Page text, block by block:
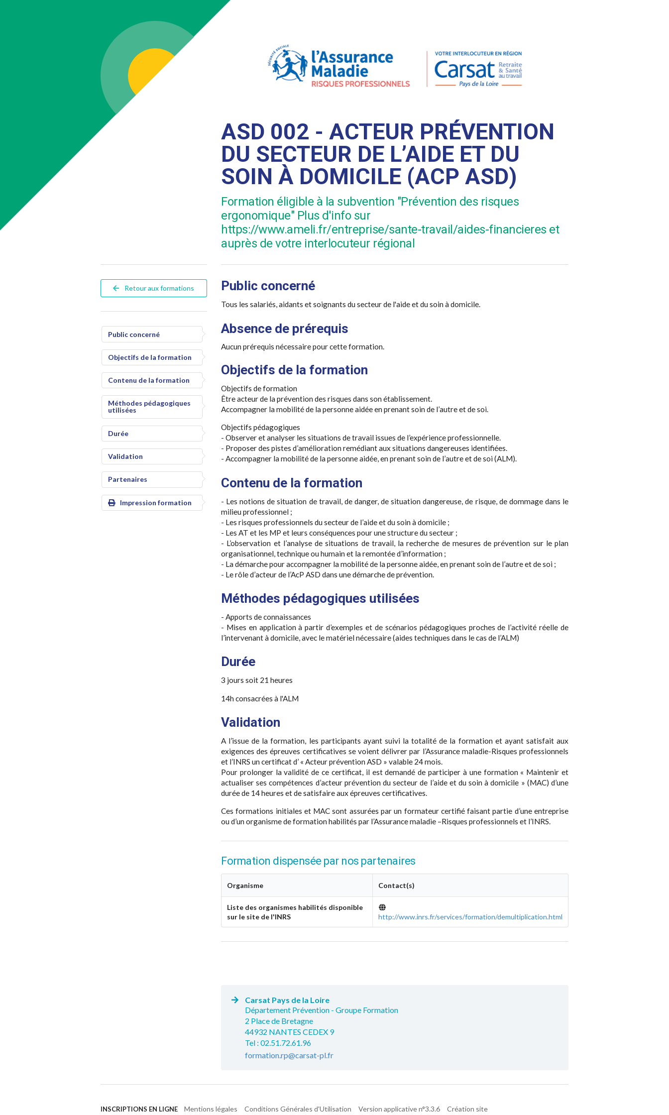
ASD 002 - ACTEUR PRÉVENTION
DU SECTEUR DE L’AIDE ET DU
SOIN À DOMICILE (ACP ASD)
Formation éligible à la subvention "Prévention des risques
ergonomique" Plus d'info sur
https://www.ameli.fr/entreprise/sante-travail/aides-financieres et
auprès de votre interlocuteur régional
Retour aux formations
Public concerné
Objectifs de la formation
Contenu de la formation
Méthodes pédagogiques
utilisées
Durée
Validation
Partenaires
Impression formation
Public concerné
Tous les salariés, aidants et soignants du secteur de l'aide et du soin à domicile.
Absence de prérequis
Aucun prérequis nécessaire pour cette formation.
Objectifs de la formation
Objectifs de formation
Être acteur de la prévention des risques dans son établissement.
Accompagner la mobilité de la personne aidée en prenant soin de l’autre et de soi.
Objectifs pédagogiques
- Observer et analyser les situations de travail issues de l’expérience professionnelle.
- Proposer des pistes d’amélioration remédiant aux situations dangereuses identifiées.
- Accompagner la mobilité de la personne aidée, en prenant soin de l’autre et de soi (ALM).
Contenu de la formation
- Les notions de situation de travail, de danger, de situation dangereuse, de risque, de dommage dans le
milieu professionnel ;
- Les risques professionnels du secteur de l’aide et du soin à domicile ;
- Les AT et les MP et leurs conséquences pour une structure du secteur ;
- L’observation et l’analyse de situations de travail, la recherche de mesures de prévention sur le plan
organisationnel, technique ou humain et la remontée d’information ;
- La démarche pour accompagner la mobilité de la personne aidée, en prenant soin de l’autre et de soi ;
- Le rôle d’acteur de l’AcP ASD dans une démarche de prévention.
Méthodes pédagogiques utilisées
- Apports de connaissances
- Mises en application à partir d’exemples et de scénarios pédagogiques proches de l’activité réelle de
l’intervenant à domicile, avec le matériel nécessaire (aides techniques dans le cas de l’ALM)
Durée
3 jours soit 21 heures
14h consacrées à l'ALM
Validation
A l’issue de la formation, les participants ayant suivi la totalité de la formation et ayant satisfait aux
exigences des épreuves certificatives se voient délivrer par l’Assurance maladie-Risques professionnels
et l’INRS un certificat d’ « Acteur prévention ASD » valable 24 mois.
Pour prolonger la validité de ce certificat, il est demandé de participer à une formation « Maintenir et
actualiser ses compétences d’acteur prévention du secteur de l’aide et du soin à domicile » (MAC) d’une
durée de 14 heures et de satisfaire aux épreuves certificatives.
Ces formations initiales et MAC sont assurées par un formateur certifié faisant partie d’une entreprise
ou d’un organisme de formation habilités par l’Assurance maladie –Risques professionnels et l’INRS.
Formation dispensée par nos partenaires
Organisme Contact(s)
Liste des organismes habilités disponible
sur le site de l'INRS
http://www.inrs.fr/services/formation/demultiplication.html
Carsat Pays de la Loire
Département Prévention - Groupe Formation
2 Place de Bretagne
44932 NANTES CEDEX 9
Tel : 02.51.72.61.96
formation.rp@carsat-pl.fr
INSCRIPTIONS EN LIGNE Mentions légales Conditions Générales d'Utilisation Version applicative n°3.3.6 Création site